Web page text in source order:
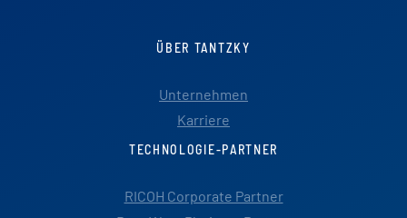
ÜBER TANTZKY
Unternehmen
Karriere
TECHNOLOGIE-PARTNER
RICOH Corporate Partner